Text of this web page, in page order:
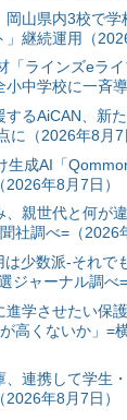
岡山県内3校で学
」継続運用（
「ラインズeライ
中学校に一斉
するAiCAN、新
に（2026年8月7
生成AI「
年8月7日）
、親世代と何が
社調べ=（2026
は少数派-それで
ジャーナル調べ
進学させたい保
高くないか」=
連携して学生
年8月7日）